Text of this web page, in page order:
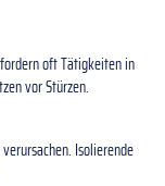
oft Tätigkeiten in
vor Stürzen.
Isolierende